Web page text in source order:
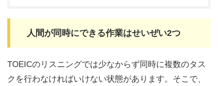
人間が同時にできる作業はせいぜい2つ
TOEICのリスニングでは少なからず同時に複数のタス
クを行わなければいけない状態があります。そこで、